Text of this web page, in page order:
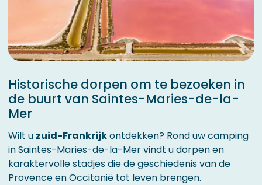
Historische dorpen om te bezoeken in
de buurt van Saintes-Maries-de-la-
Mer
Wilt u zuid-Frankrijkontdekken? Rond uw camping
in Saintes-Maries-de-la-Mer vindt u dorpen en
karaktervolle stadjes die de geschiedenis van de
Provence en Occitanië tot leven brengen.